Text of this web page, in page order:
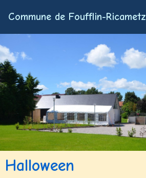
Commune de Foufflin-Ricametz
Halloween